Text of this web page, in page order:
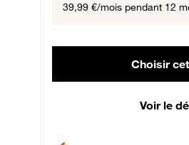
39,99 €/mois pendant 12
Choisir
Voir le